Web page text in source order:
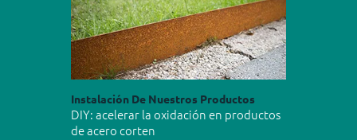
Instalación De Nuestros Productos
DIY: acelerar la oxidación en productos
de acero corten